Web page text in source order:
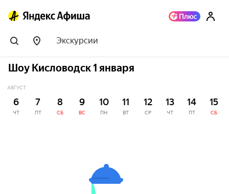
Экскурсии
Шоу Кисловодск 1 января
АВГУСТ
6
ЧТ
7
ПТ
8
СБ
9
ВС
10
ПН
11
ВТ
12
СР
13
ЧТ
14
ПТ
15
СБ